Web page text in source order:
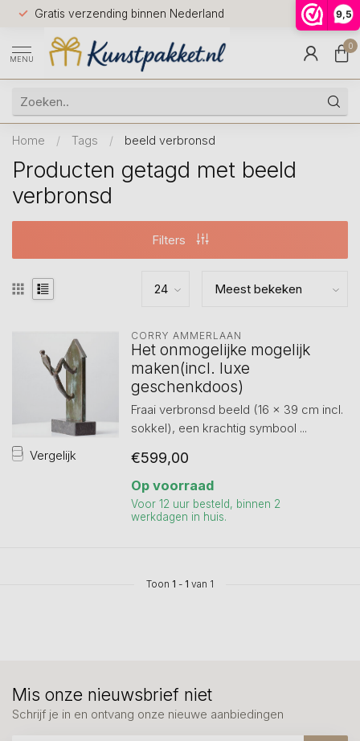
9,5
Gratis verzending binnen Nederland
Voor
huis
9.5
MENU
0
Home / Tags / beeld verbronsd
Producten getagd met beeld
verbronsd
Filters
Vergelijk
CORRY AMMERLAAN
Het onmogelijke mogelijk
maken(incl. luxe
geschenkdoos)
Fraai verbronsd beeld (16 x 39 cm incl.
sokkel), een krachtig symbool ...
€599,00
Op voorraad
Voor 12 uur besteld, binnen 2
werkdagen in huis.
Toon 1 - 1 van 1
Mis onze nieuwsbrief niet
Schrijf je in en ontvang onze nieuwe aanbiedingen